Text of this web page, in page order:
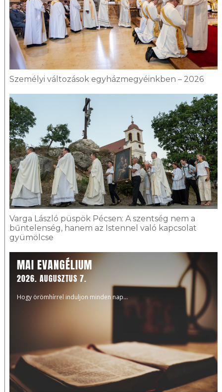
Személyi változások egyházmegyéinkben – 2026
Varga László püspök Pécsen: A szentség nem a
bűntelenség, hanem az Istennel való kapcsolat
gyümölcse
MAI EVANGÉLIUM
2026. AUGUSZTUS 7.
Hogy örömhírrel induljon minden nap...